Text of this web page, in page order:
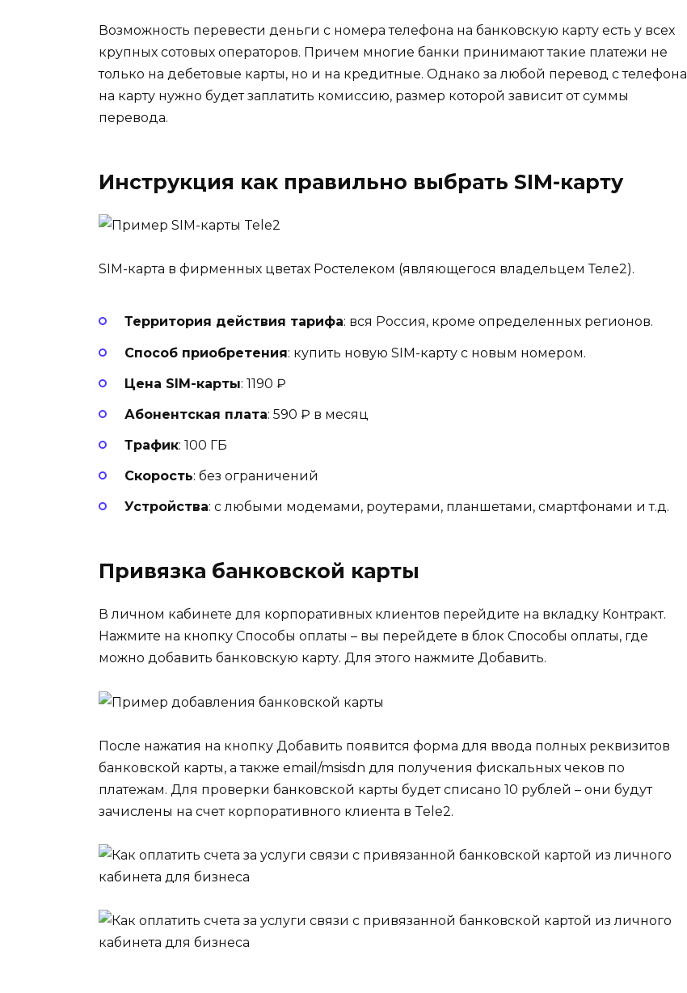
Возможность перевести деньги с номера телефона на банковскую карту есть у всех
крупных сотовых операторов. Причем многие банки принимают такие платежи не
только на дебетовые карты, но и на кредитные. Однако за любой перевод с телефона
на карту нужно будет заплатить комиссию, размер которой зависит от суммы
перевода.
Инструкция как правильно выбрать SIM-карту
SIM-карта в фирменных цветах Ростелеком (являющегося владельцем Теле2).
Территория действия тарифа: вся Россия, кроме определенных регионов.
Способ приобретения: купить новую SIM-карту с новым номером.
Цена SIM-карты: 1190 ₽
Абонентская плата: 590 ₽ в месяц
Трафик: 100 ГБ
Скорость: без ограничений
Устройства: с любыми модемами, роутерами, планшетами, смартфонами и т.д.
Привязка банковской карты
В личном кабинете для корпоративных клиентов перейдите на вкладку Контракт.
Нажмите на кнопку Способы оплаты – вы перейдете в блок Способы оплаты, где
можно добавить банковскую карту. Для этого нажмите Добавить.
После нажатия на кнопку Добавить появится форма для ввода полных реквизитов
банковской карты, а также email/msisdn для получения фискальных чеков по
платежам. Для проверки банковской карты будет списано 10 рублей – они будут
зачислены на счет корпоративного клиента в Tele2.